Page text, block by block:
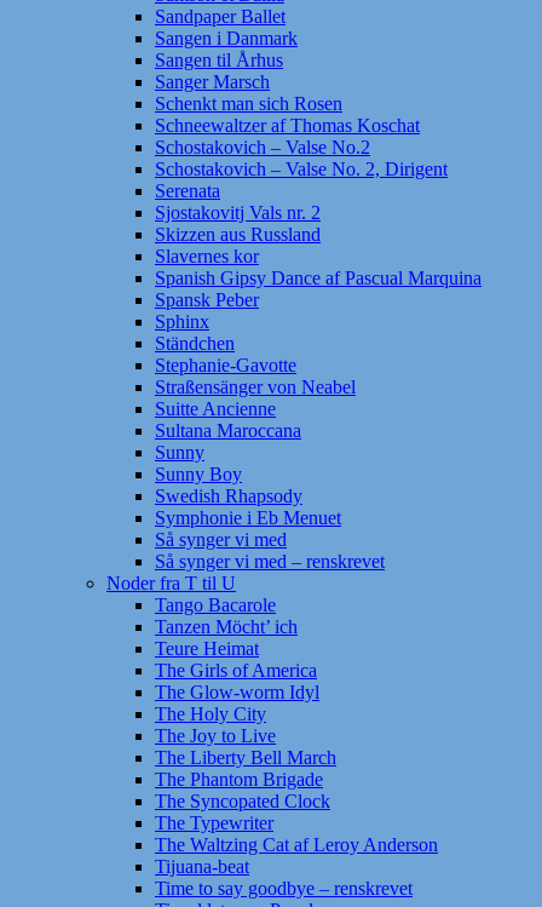
Sandpaper Ballet
Sangen i Danmark
Sangen til Århus
Sanger Marsch
Schenkt man sich Rosen
Schneewaltzer af Thomas Koschat
Schostakovich – Valse No.2
Schostakovich – Valse No. 2, Dirigent
Serenata
Sjostakovitj Vals nr. 2
Skizzen aus Russland
Slavernes kor
Spanish Gipsy Dance af Pascual Marquina
Spansk Peber
Sphinx
Ständchen
Stephanie-Gavotte
Straßensänger von Neabel
Suitte Ancienne
Sultana Maroccana
Sunny
Sunny Boy
Swedish Rhapsody
Symphonie i Eb Menuet
Så synger vi med
Så synger vi med – renskrevet
Noder fra T til U
Tango Bacarole
Tanzen Möcht’ ich
Teure Heimat
The Girls of America
The Glow-worm Idyl
The Holy City
The Joy to Live
The Liberty Bell March
The Phantom Brigade
The Syncopated Clock
The Typewriter
The Waltzing Cat af Leroy Anderson
Tijuana-beat
Time to say goodbye – renskrevet